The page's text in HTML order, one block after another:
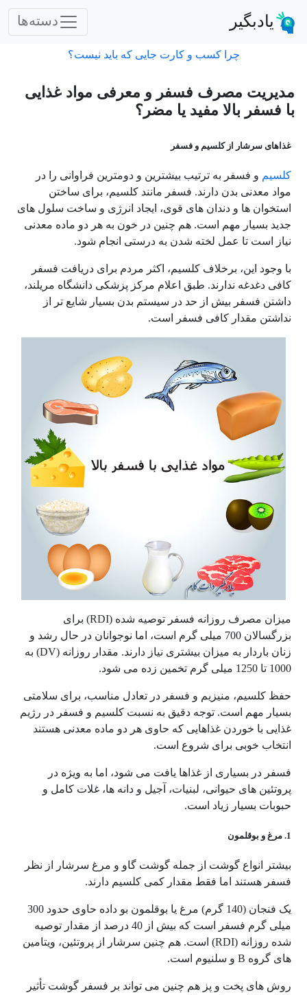
یادبگیر دسته‌ها
چرا کسب و کارت جایی که باید نیست؟
مدیریت مصرف فسفر و معرفی مواد غذایی
با فسفر بالا مفید یا مضر؟
غذاهای سرشار از کلسیم و فسفر
کلسیم و فسفر به ترتیب بیشترین و دومترین فراوانی را در
مواد معدنی بدن دارند. فسفر مانند کلسیم، برای ساختن
استخوان ها و دندان های قوی، ایجاد انرژی و ساخت سلول های
جدید بسیار مهم است. هم چنین در خون به هر دو ماده معدنی
نیاز است تا عمل لخته شدن به درستی انجام شود.
با وجود این، برخلاف کلسیم، اکثر مردم برای دریافت فسفر
کافی دغدغه ندارند. طبق اعلام مرکز پزشکی دانشگاه مریلند،
داشتن فسفر بیش از حد در سیستم بدن بسیار شایع تر از
نداشتن مقدار کافی فسفر است.
میزان مصرف روزانه فسفر توصیه شده (RDI) برای
بزرگسالان 700 میلی گرم است، اما نوجوانان در حال رشد و
زنان باردار به میزان بیشتری نیاز دارند. مقدار روزانه (DV) به
1000 تا 1250 میلی گرم تخمین زده می شود.
حفظ کلسیم، منیزیم و فسفر در تعادل مناسب، برای سلامتی
بسیار مهم است. توجه دقیق به نسبت کلسیم و فسفر در رژیم
غذایی با خوردن غذاهایی که حاوی هر دو ماده معدنی هستند
انتخاب خوبی برای شروع است.
فسفر در بسیاری از غذاها یافت می شود، اما به ویژه در
پروتئین های حیوانی، لبنیات، آجیل و دانه ها، غلات کامل و
حبوبات بسیار زیاد است.
1. مرغ و بوقلمون
بیشتر انواع گوشت از جمله گوشت گاو و مرغ سرشار از نظر
فسفر هستند اما فقط مقدار کمی کلسیم دارند.
یک فنجان (140 گرم) مرغ یا بوقلمون بو داده حاوی حدود 300
میلی گرم فسفر است که بیش از 40 درصد از مقدار توصیه
شده روزانه (RDI) است. هم چنین سرشار از پروتئین، ویتامین
های گروه B و سلنیوم است.
روش های پخت و پز هم چنین می تواند بر فسفر گوشت تأثیر